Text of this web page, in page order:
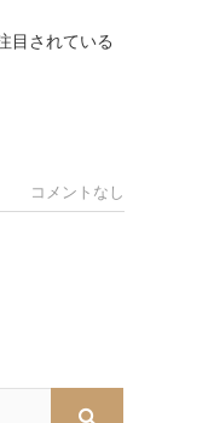
目されている
コメントなし